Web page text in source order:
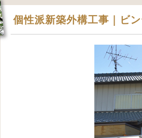
個性派新築外構工事｜ビ